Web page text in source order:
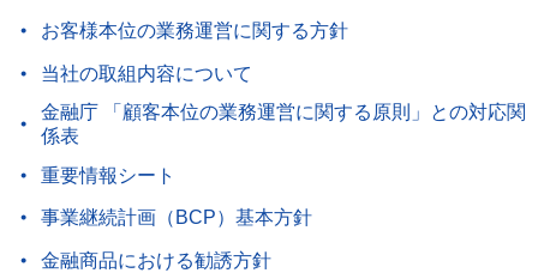
お客様本位の業務運営に関する方針
当社の取組内容について
金融庁 「顧客本位の業務運営に関する原則」との対応関
係表
重要情報シート
事業継続計画（BCP）基本方針
金融商品における勧誘方針